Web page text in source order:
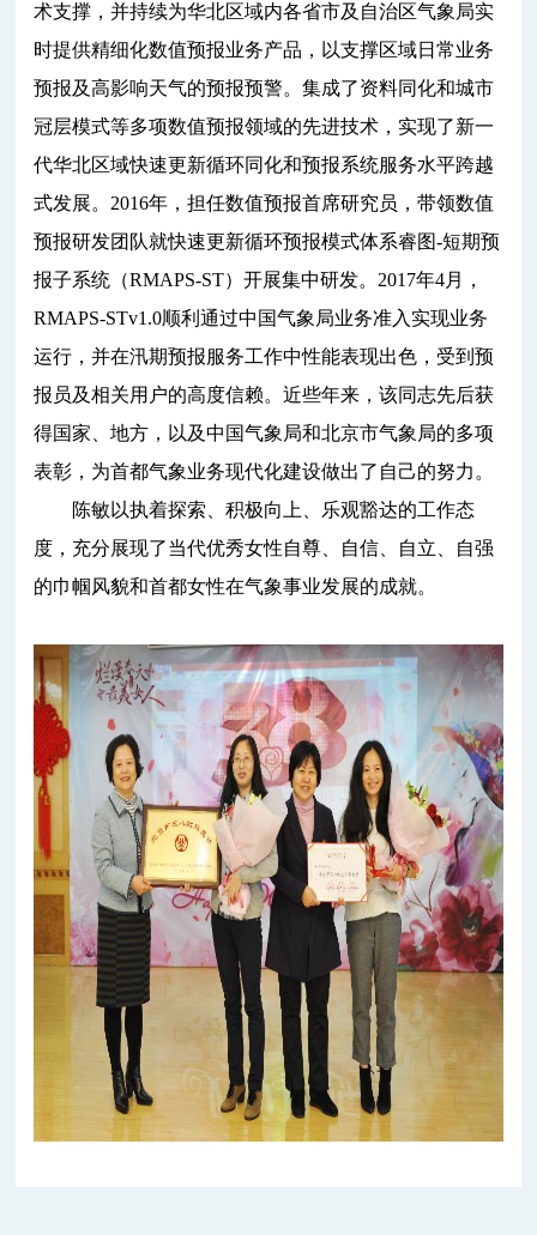
术支撑，并持续为华北区域内各省市及自治区气象局实
时提供精细化数值预报业务产品，以支撑区域日常业务
预报及高影响天气的预报预警。集成了资料同化和城市
冠层模式等多项数值预报领域的先进技术，实现了新一
代华北区域快速更新循环同化和预报系统服务水平跨越
式发展。2016年，担任数值预报首席研究员，带领数值
预报研发团队就快速更新循环预报模式体系睿图-短期预
报子系统（RMAPS-ST）开展集中研发。2017年4月，
RMAPS-STv1.0顺利通过中国气象局业务准入实现业务
运行，并在汛期预报服务工作中性能表现出色，受到预
报员及相关用户的高度信赖。近些年来，该同志先后获
得国家、地方，以及中国气象局和北京市气象局的多项
表彰，为首都气象业务现代化建设做出了自己的努力。
陈敏以执着探索、积极向上、乐观豁达的工作态
度，充分展现了当代优秀女性自尊、自信、自立、自强
的巾帼风貌和首都女性在气象事业发展的成就。